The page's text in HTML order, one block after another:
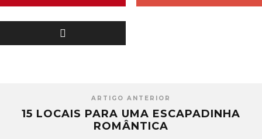
ARTIGO ANTERIOR
15 LOCAIS PARA UMA ESCAPADINHA
ROMÂNTICA